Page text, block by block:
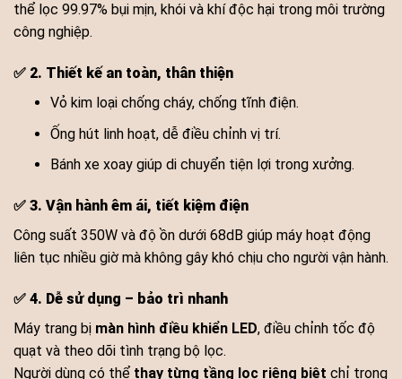
thể lọc 99.97% bụi mịn, khói và khí độc hại trong môi trường
công nghiệp.
✅ 2. Thiết kế an toàn, thân thiện
Vỏ kim loại chống cháy, chống tĩnh điện.
Ống hút linh hoạt, dễ điều chỉnh vị trí.
Bánh xe xoay giúp di chuyển tiện lợi trong xưởng.
✅ 3. Vận hành êm ái, tiết kiệm điện
Công suất 350W và độ ồn dưới 68dB giúp máy hoạt động
liên tục nhiều giờ mà không gây khó chịu cho người vận hành.
✅ 4. Dễ sử dụng – bảo trì nhanh
Máy trang bị màn hình điều khiển LED, điều chỉnh tốc độ
quạt và theo dõi tình trạng bộ lọc.
Người dùng có thể thay từng tầng lọc riêng biệt chỉ trong